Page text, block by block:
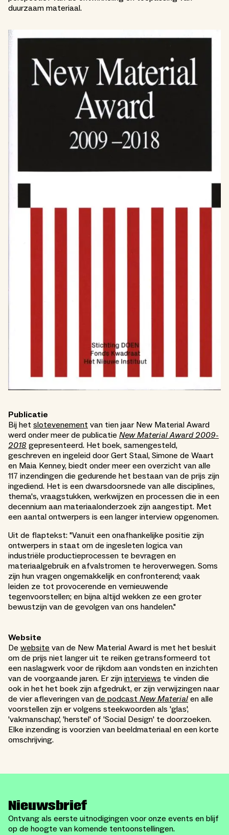
duurzaam materiaal.
Publicatie
Bij het slotevenement van tien jaar New Material Award
werd onder meer de publicatie New Material Award 2009-
2018 gepresenteerd. Het boek, samengesteld,
geschreven en ingeleid door Gert Staal, Simone de Waart
en Maia Kenney, biedt onder meer een overzicht van alle
117 inzendingen die gedurende het bestaan van de prijs zijn
ingediend. Het is een dwarsdoorsnede van alle disciplines,
thema's, vraagstukken, werkwijzen en processen die in een
decennium aan materiaalonderzoek zijn aangestipt. Met
een aantal ontwerpers is een langer interview opgenomen.
Uit de flaptekst: "Vanuit een onafhankelijke positie zijn
ontwerpers in staat om de ingesleten logica van
industriële productieprocessen te bevragen en
materiaalgebruik en afvalstromen te heroverwegen. Soms
zijn hun vragen ongemakkelijk en confronterend; vaak
leiden ze tot provocerende en vernieuwende
tegenvoorstellen; en bijna altijd wekken ze een groter
bewustzijn van de gevolgen van ons handelen."
Website
De website van de New Material Award is met het besluit
om de prijs niet langer uit te reiken getransformeerd tot
een naslagwerk voor de rijkdom aan vondsten en inzichten
van de voorgaande jaren. Er zijn interviews te vinden die
ook in het het boek zijn afgedrukt, er zijn verwijzingen naar
de vier afleveringen van de podcast New Material en alle
voorstellen zijn er volgens steekwoorden als 'glas',
'vakmanschap', 'herstel' of 'Social Design' te doorzoeken.
Elke inzending is voorzien van beeldmateriaal en een korte
omschrijving.
Nieuwsbrief
Ontvang als eerste uitnodigingen voor onze events en blijf
op de hoogte van komende tentoonstellingen.